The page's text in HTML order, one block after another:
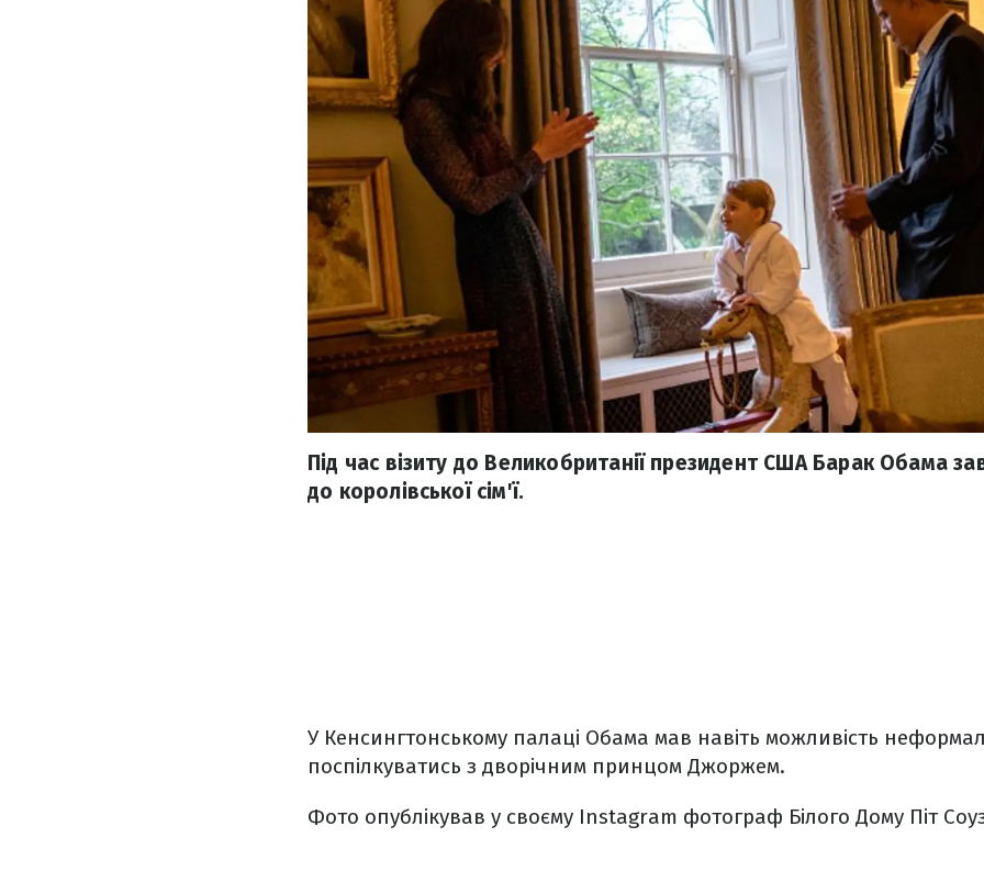
Під час візиту до Великобританії президент США Барак Обама
до королівської сім'ї.
У Кенсингтонському палаці Обама мав навіть можливість
поспілкуватись з дворічним принцом Джоржем.
Фото опублікував у своєму Instagram фотограф Білого Дому Піт